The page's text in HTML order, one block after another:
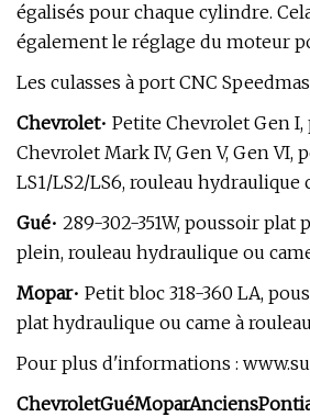
égalisés pour chaque cylindre.
également le réglage du moteur
Les culasses à port CNC
Chevrolet• Petite Chevrolet Gen
Chevrolet Mark IV, Gen V, Gen
LS1/LS2/LS6, rouleau hydraulique
Gué• 289-302-351W, poussoir
plein, rouleau hydraulique ou
Mopar• Petit bloc 318-360 LA,
plat hydraulique ou came à
Pour plus d'informations :
ChevroletGuéMoparAnciens